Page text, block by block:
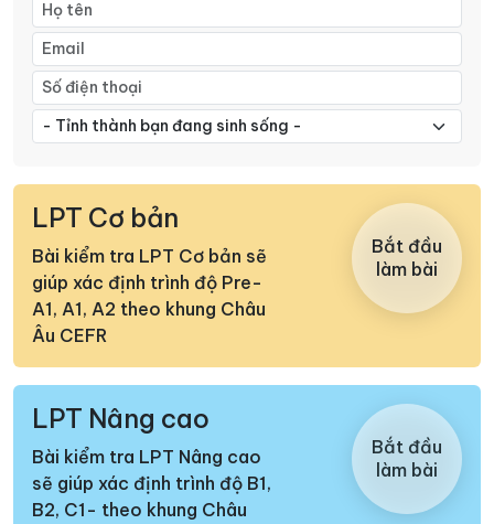
LPT Cơ bản
Bài kiểm tra LPT Cơ bản sẽ
giúp xác định trình độ Pre-
A1, A1, A2 theo khung Châu
Âu CEFR
Bắt đầu
làm bài
LPT Nâng cao
Bài kiểm tra LPT Nâng cao
sẽ giúp xác định trình độ B1,
B2, C1- theo khung Châu
Bắt đầu
làm bài